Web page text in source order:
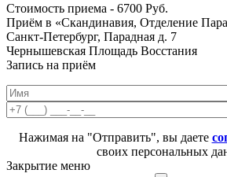
Стоимость приема - 6700 Руб.
Приём в «Скандинавия, Отделение
Санкт-Петербург, Парадная д. 7
Чернышевская Площадь Восстания
Запись на приём
Нажимая на "Отправить", вы даете
своих персональных
Закрытие меню